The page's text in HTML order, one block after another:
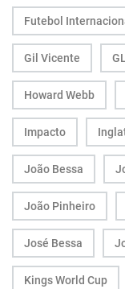
Futebol
Gil Vicente
Howard Webb
Impacto
João Bessa
João Pinheiro
José Bessa
Kings World Cup